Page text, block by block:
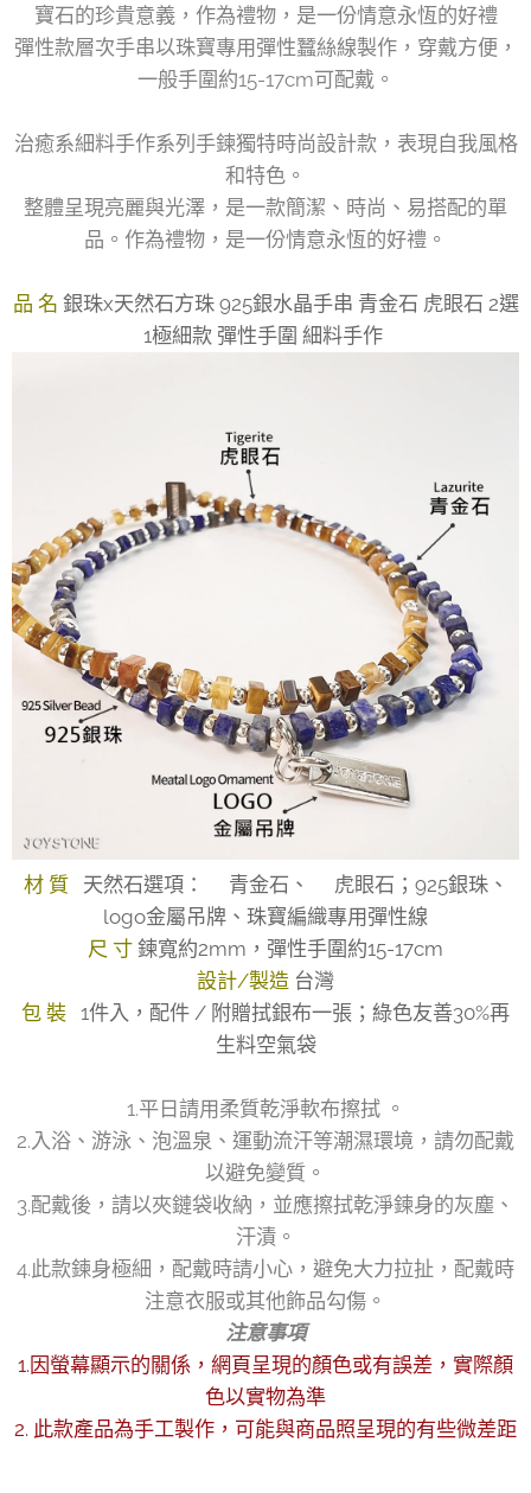
寶石的珍貴意義，作為禮物，是一份情意永恆的好禮
彈性款層次手串以珠寶專用彈性蠶絲線製作，穿戴方便，
一般手圍約15-17cm可配戴。
治癒系細料手作系列手鍊獨特時尚設計款，表現自我風格
和特色。
整體呈現亮麗與光澤，是一款簡潔、時尚、易搭配的單
品。作為禮物，是一份情意永恆的好禮。
品 名 銀珠x天然石方珠 925銀水晶手串 青金石 虎眼石 2選
1極細款 彈性手圍 細料手作
材 質
天然石選項：✅青金石、✅虎眼石；925銀珠、
logo金屬吊牌、珠寶編織專用彈性線
尺 寸 鍊寬約2mm，彈性手圍約15-17cm
設計/製造 台灣
包 裝 1件入，配件 / 附贈拭銀布一張；綠色友善30%再
生料空氣袋
1.平日請用柔質乾淨軟布擦拭 。
2.入浴、游泳、泡溫泉、運動流汗等潮濕環境，請勿配戴
以避免變質。
3.配戴後，請以夾鏈袋收納，並應擦拭乾淨鍊身的灰塵、
汗漬。
4.此款鍊身極細，配戴時請小心，避免大力拉扯，配戴時
注意衣服或其他飾品勾傷。
注意事項
1.因螢幕顯示的關係，網頁呈現的顏色或有誤差，實際顏
色以實物為準
2. 此款產品為手工製作，可能與商品照呈現的有些微差距